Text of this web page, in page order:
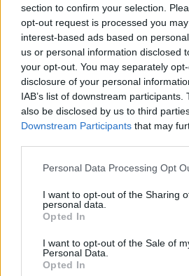
section to confirm your selection.
opt-out request is processed you
interest-based ads based on
us or personal information disclosed
your opt-out. You may separately
disclosure of your personal
IAB’s list of downstream
also be disclosed by us to third
Downstream Participants that may
Please note that this website/app
not limited to your visit or usage
grant or deny consent to Google and
use your data for below specified
consent section.
Personal Data Processing Opt
I want to opt-out of the Sharing
personal data.
Opted In
I want to opt-out of the Sale of
Personal Data.
Opted In
A játszma vége
Szent Iván reggelén elment az
akivel 60 éven át sakkoztunk, és
keresztnevemet is e királyi
hiszen legjobb barátjáról, a
magyar sakk
Szeretet, hűség, tisztesség,